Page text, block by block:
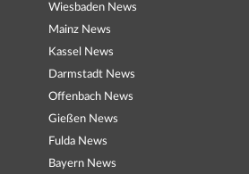
Wiesbaden News
Mainz News
Kassel News
Darmstadt News
Offenbach News
Gießen News
Fulda News
Bayern News